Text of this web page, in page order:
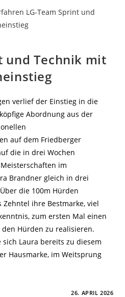
und Technik mit
verlief der Einstieg in die
Abordnung aus der
auf dem Friedberger
die in drei Wochen
im
Brandner gleich in drei
die 100m Hürden
ihre Bestmarke, viel
zum ersten Mal einen
Hürden zu realisieren.
Laura bereits zu diesem
Hausmarke, im Weitsprung
26. APRIL 2026